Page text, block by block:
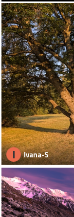
I Ivana-S